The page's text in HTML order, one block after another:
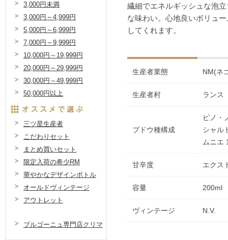
繊細でエネルギッシュな泡
な味わい。心地良いボリュ
してくれます。
生産者業態 NM(ネ
生産者村 ランス
ブドウ種構成
ピノ・
シャル
ムニエ
甘辛度 エクス
容量 200ml
ヴィンテージ N.V.
3,000円未満
3,000円～4,999円
5,000円～6,999円
7,000円～9,999円
10,000円～19,999円
20,000円～29,999円
30,000円～49,999円
50,000円以上
三ツ星生産者
こだわりセット
まとめ買いセット
限定入荷の希少RM
華やかなデザインボトル
オールドヴィンテージ
アウトレット
ブルゴーニュ専門店クリマ